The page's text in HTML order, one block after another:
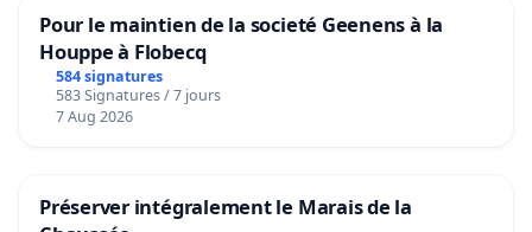
Pour le maintien de la societé Geenens à la
Houppe à Flobecq
584 signatures
583 Signatures / 7 jours
7 Aug 2026
Préserver intégralement le Marais de la